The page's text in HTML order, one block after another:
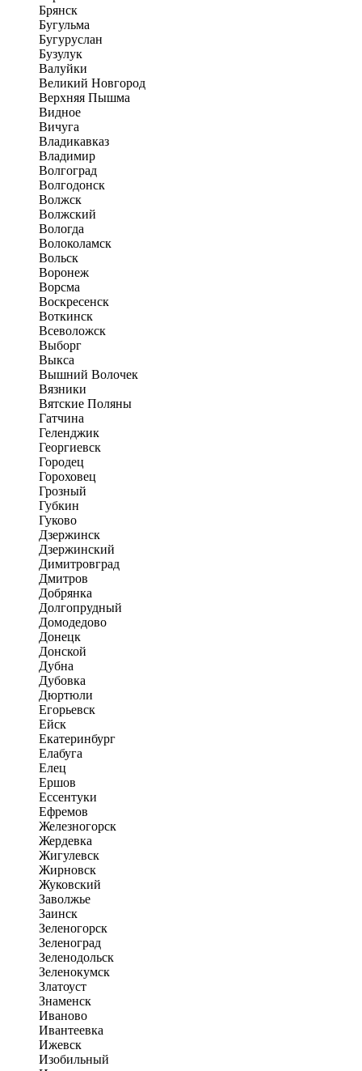
Брянск
Бугульма
Бугуруслан
Бузулук
Валуйки
Великий Новгород
Верхняя Пышма
Видное
Вичуга
Владикавказ
Владимир
Волгоград
Волгодонск
Волжск
Волжский
Вологда
Волоколамск
Вольск
Воронеж
Ворсма
Воскресенск
Воткинск
Всеволожск
Выборг
Выкса
Вышний Волочек
Вязники
Вятские Поляны
Гатчина
Геленджик
Георгиевск
Городец
Гороховец
Грозный
Губкин
Гуково
Дзержинск
Дзержинский
Димитровград
Дмитров
Добрянка
Долгопрудный
Домодедово
Донецк
Донской
Дубна
Дубовка
Дюртюли
Егорьевск
Ейск
Екатеринбург
Елабуга
Елец
Ершов
Ессентуки
Ефремов
Железногорск
Жердевка
Жигулевск
Жирновск
Жуковский
Заволжье
Заинск
Зеленогорск
Зеленоград
Зеленодольск
Зеленокумск
Златоуст
Знаменск
Иваново
Ивантеевка
Ижевск
Изобильный